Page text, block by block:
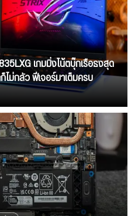
เกมมิ่งโน้ตบุ๊กเรือธงสุด
ม่กลัว ฟีเจอร์มาเต็มครบ